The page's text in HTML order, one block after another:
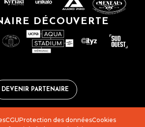
DÉCOUVERTE
DEVENIR PARTENAIRE
CGUProtection des donnéesCookies